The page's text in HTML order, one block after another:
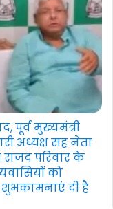
पूर्व मुख्यमंत्री
अध्यक्ष सह नेता
राजद परिवार के
को
शुभकामनाएं दी है